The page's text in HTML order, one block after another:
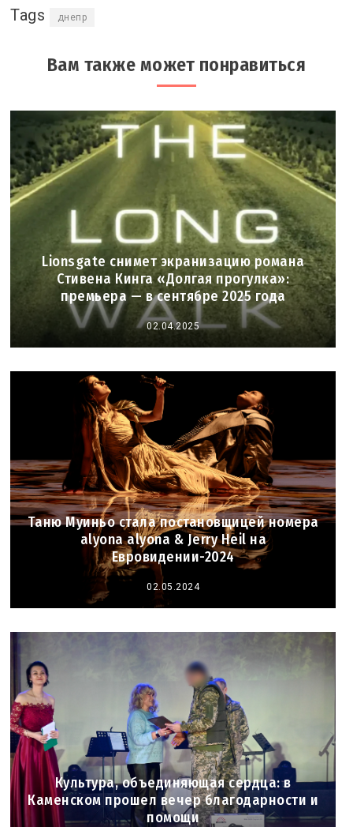
Tags днепр
Вам также может понравиться
Lionsgate снимет экранизацию романа
Стивена Кинга «Долгая прогулка»:
премьера — в сентябре 2025 года
02.04.2025
Таню Муиньо стала постановщицей номера
alyona alyona & Jerry Heil на
Евровидении-2024
02.05.2024
Культура, объединяющая сердца: в
Каменском прошел вечер благодарности и
помощи